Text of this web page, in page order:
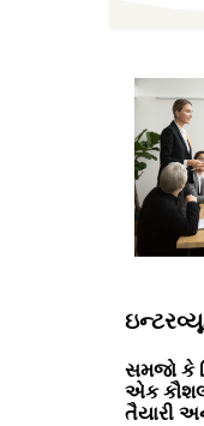
સમજો કે
એક
તૈયારી